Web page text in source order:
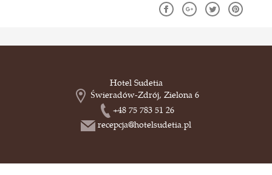
Hotel Sudetia
Świeradów-Zdrój, Zielona 6
+48 75 783 51 26
recepcja@hotelsudetia.pl